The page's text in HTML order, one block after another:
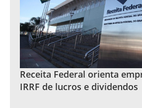
Receita Federal orienta
IRRF de lucros e dividendos